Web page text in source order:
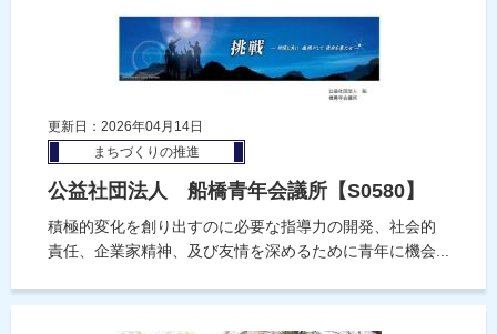
更新日：2026年04月14日
まちづくりの推進
公益社団法人 船橋青年会議所【S0580】
積極的変化を創り出すのに必要な指導力の開発、社会的
責任、企業家精神、及び友情を深めるために青年に機会...